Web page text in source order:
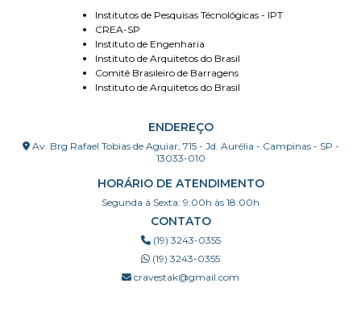
Institutos de Pesquisas Técnológicas - IPT
CREA-SP
Instituto de Engenharia
Instituto de Arquitetos do Brasil
Comitê Brasileiro de Barragens
Instituto de Arquitetos do Brasil
ENDEREÇO
Av. Brg Rafael Tobias de Aguiar, 715 - Jd. Aurélia - Campinas - SP -
13033-010
HORÁRIO DE ATENDIMENTO
Segunda à Sexta: 9:00h às 18:00h
CONTATO
(19) 3243-0355
(19) 3243-0355
cravestak@gmail.com